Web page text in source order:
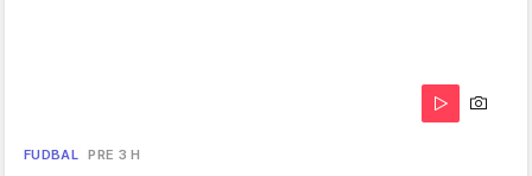
FUDBAL PRE 3 H